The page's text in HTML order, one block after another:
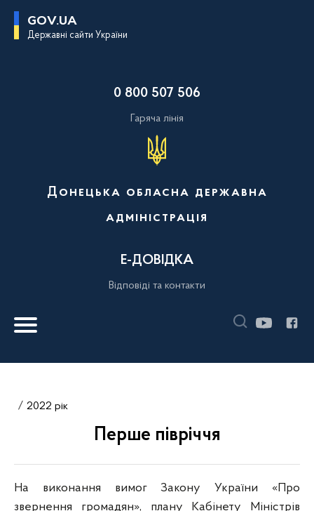
GOV.UA
Державні сайти України
0 800 507 506
Гаряча лінія
Донецька обласна державна
адміністрація
Е-ДОВІДКА
Відповіді та контакти
2022 рік
Перше півріччя
На виконання вимог Закону України «Про
звернення громадян», плану Кабінету Міністрів